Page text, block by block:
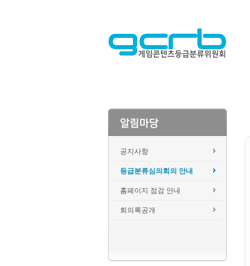
공지사항
등급분류심의회의 안내
홈페이지 점검 안내
회의록공개